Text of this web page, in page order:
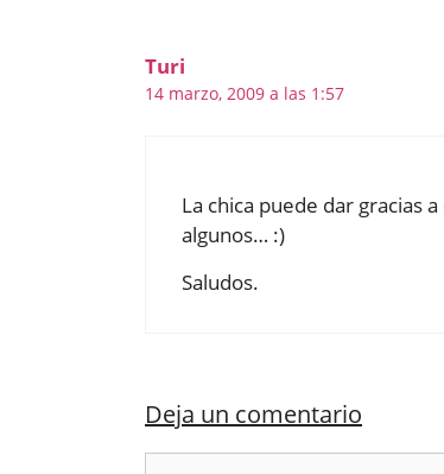
Turi
14 marzo, 2009 a las 1:57
La chica puede dar gracias
algunos… :)
Saludos.
Deja un comentario